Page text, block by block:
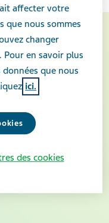
affecter votre
que nous sommes
changer
Pour en savoir plus
que nous
ici.
des cookies